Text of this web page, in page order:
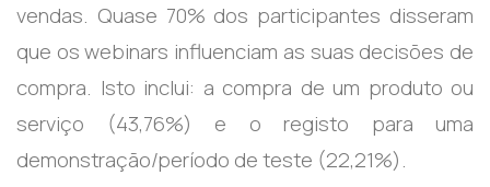
vendas. Quase 70% dos participantes disseram
que os webinars influenciam as suas decisões de
compra. Isto inclui: a compra de um produto ou
serviço (43,76%) e o registo para uma
demonstração/período de teste (22,21%).